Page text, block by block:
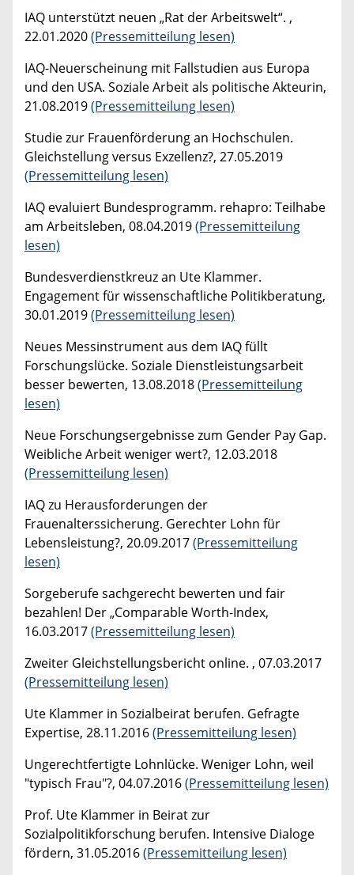
IAQ unterstützt neuen „Rat der Arbeitswelt“. ,
22.01.2020(Pressemitteilung lesen)
IAQ-Neuerscheinung mit Fallstudien aus Europa
und den USA. Soziale Arbeit als politische Akteurin,
21.08.2019(Pressemitteilung lesen)
Studie zur Frauenförderung an Hochschulen.
Gleichstellung versus Exzellenz?, 27.05.2019
(Pressemitteilung lesen)
IAQ evaluiert Bundesprogramm. rehapro: Teilhabe
am Arbeitsleben, 08.04.2019(Pressemitteilung
lesen)
Bundesverdienstkreuz an Ute Klammer.
Engagement für wissenschaftliche Politikberatung,
30.01.2019(Pressemitteilung lesen)
Neues Messinstrument aus dem IAQ füllt
Forschungslücke. Soziale Dienstleistungsarbeit
besser bewerten, 13.08.2018(Pressemitteilung
lesen)
Neue Forschungsergebnisse zum Gender Pay Gap.
Weibliche Arbeit weniger wert?, 12.03.2018
(Pressemitteilung lesen)
IAQ zu Herausforderungen der
Frauenalterssicherung. Gerechter Lohn für
Lebensleistung?, 20.09.2017(Pressemitteilung
lesen)
Sorgeberufe sachgerecht bewerten und fair
bezahlen! Der „Comparable Worth-Index,
16.03.2017(Pressemitteilung lesen)
Zweiter Gleichstellungsbericht online. , 07.03.2017
(Pressemitteilung lesen)
Ute Klammer in Sozialbeirat berufen. Gefragte
Expertise, 28.11.2016(Pressemitteilung lesen)
Ungerechtfertigte Lohnlücke. Weniger Lohn, weil
"typisch Frau"?, 04.07.2016(Pressemitteilung lesen)
Prof. Ute Klammer in Beirat zur
Sozialpolitikforschung berufen. Intensive Dialoge
fördern, 31.05.2016(Pressemitteilung lesen)